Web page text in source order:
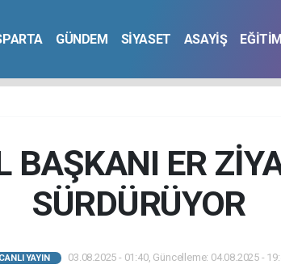
GÜNDEM SİYASET ASAYİŞ EĞİTİM
BAŞKANI ER
SÜRDÜRÜYOR
CANLI YAYIN 03.08.2025 - 01:40, Güncelleme: 04.08.2025 -